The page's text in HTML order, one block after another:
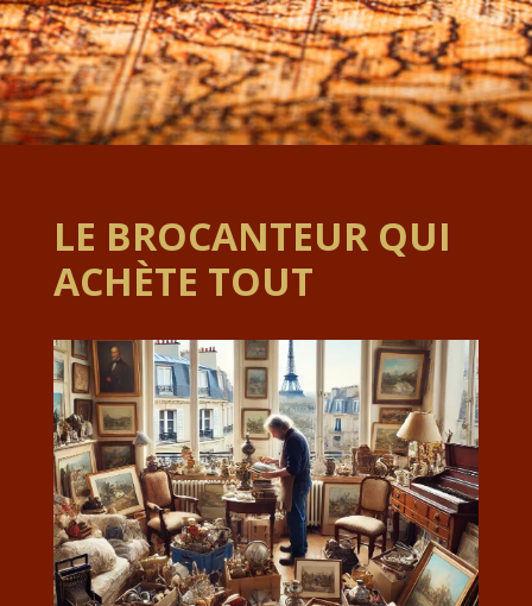
LE BROCANTEUR QUI
ACHÈTE TOUT